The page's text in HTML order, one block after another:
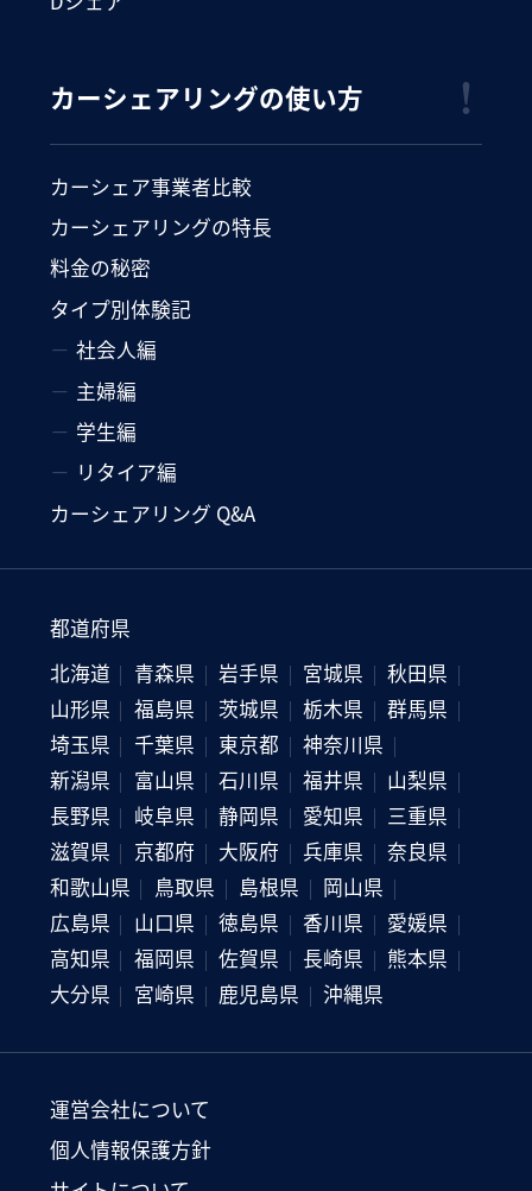
カーシェアリングの使い方
カーシェア事業者比較
カーシェアリングの特長
料金の秘密
タイプ別体験記
社会人編
主婦編
学生編
リタイア編
カーシェアリング Q&A
都道府県
北海道
青森県 岩手県 宮城県
秋田県
山形県
福島県 茨城県 栃木県
群馬県
埼玉県
千葉県 東京都
神奈川県
新潟県
富山県 石川県 福井県
山梨県
長野県
岐阜県 静岡県 愛知県
三重県
滋賀県
京都府 大阪府 兵庫県
奈良県
和歌山県
鳥取県 島根県
岡山県
広島県
山口県 徳島県 香川県
愛媛県
高知県
福岡県 佐賀県 長崎県
熊本県
大分県
宮崎県 鹿児島県 沖縄県
運営会社について
個人情報保護方針